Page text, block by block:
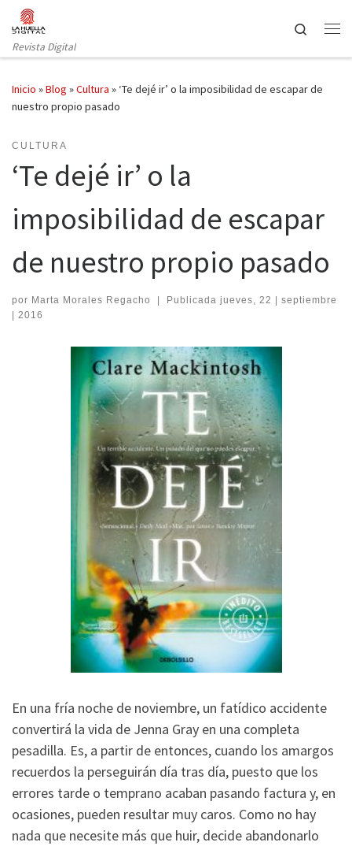
Saltar al contenido
Revista Digital
Search
Inicio »Blog »Cultura » ‘Te dejé ir’ o la imposibilidad de escapar de
nuestro propio pasado
CULTURA
‘Te dejé ir’ o la
imposibilidad de escapar
de nuestro propio pasado
por Marta Morales Regacho | Publicada jueves, 22 | septiembre
| 2016
En una fría noche de noviembre, un fatídico accidente
convertirá la vida de Jenna Gray en una completa
pesadilla. Es, a partir de entonces, cuando los amargos
recuerdos la perseguirán día tras día, puesto que los
errores tarde o temprano acaban pasando factura y, en
ocasiones, pueden resultar muy caros. Como no hay
nada que necesite más que huir, decide abandonarlo